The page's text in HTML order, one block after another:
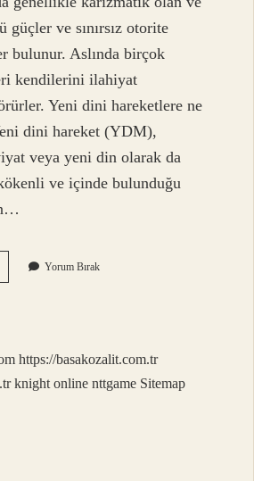
güçler ve sınırsız otorite
bulunur. Aslında birçok
kendilerini ilahiyat
Yeni dini hareketlere ne
dini hareket (YDM),
veya yeni din olarak da
ve içinde bulunduğu
Yorum Bırak
https://basakozalit.com.tr
knight online nttgame Sitemap